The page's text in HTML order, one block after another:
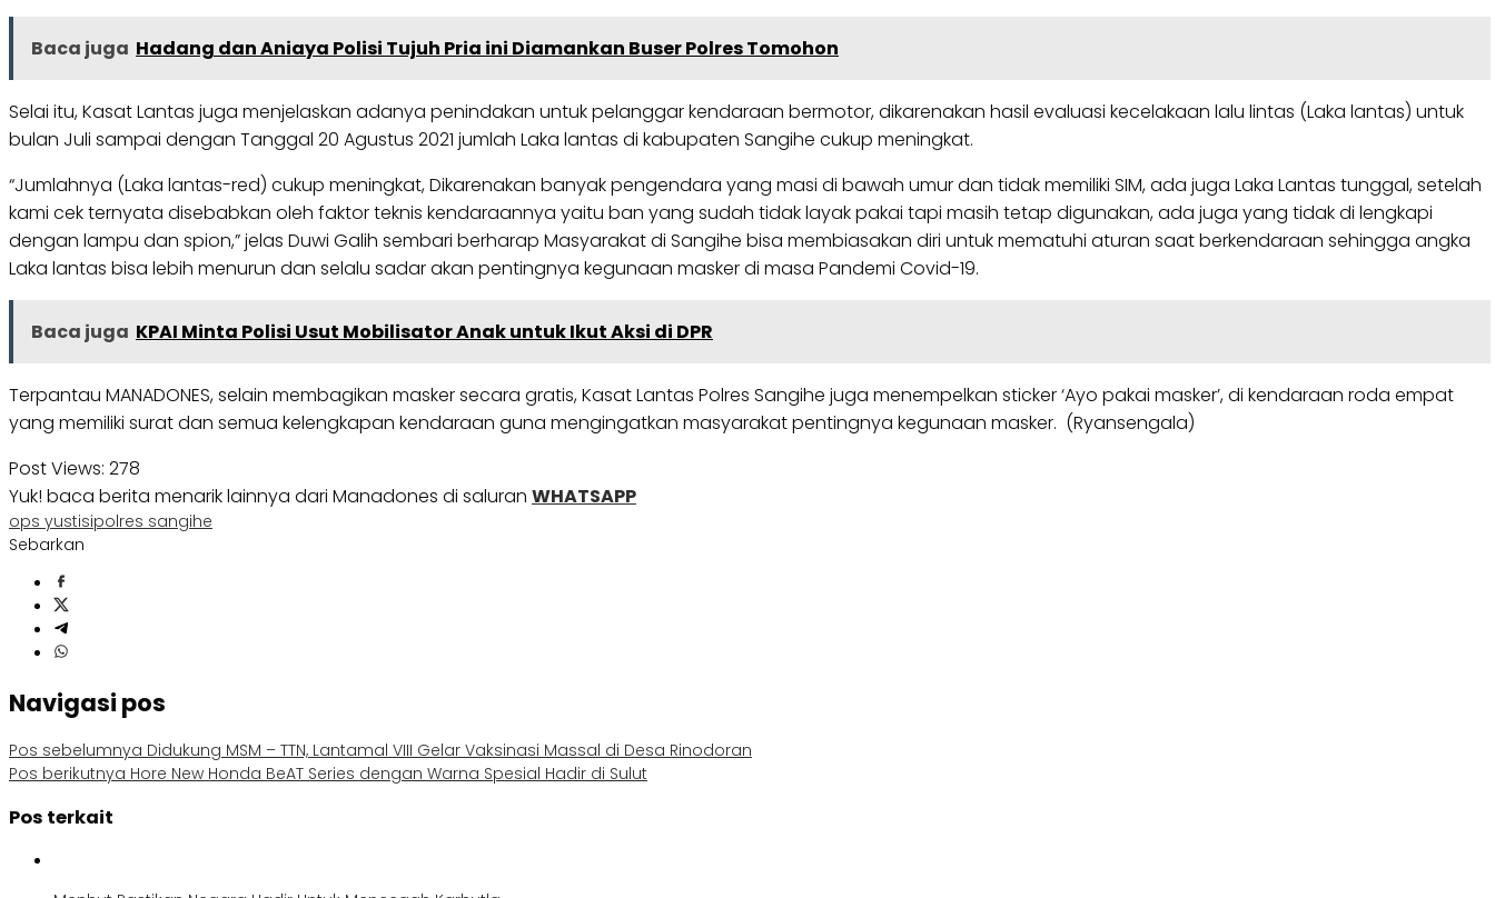
Baca juga Hadang dan Aniaya Polisi Tujuh Pria ini Diamankan Buser Polres Tomohon
Selai itu, Kasat Lantas juga menjelaskan adanya penindakan untuk pelanggar kendaraan bermotor, dikarenakan hasil evaluasi kecelakaan lalu lintas (Laka lantas) untuk
bulan Juli sampai dengan Tanggal 20 Agustus 2021 jumlah Laka lantas di kabupaten Sangihe cukup meningkat.
“Jumlahnya (Laka lantas-red) cukup meningkat, Dikarenakan banyak pengendara yang masi di bawah umur dan tidak memiliki SIM, ada juga Laka Lantas tunggal, setelah
kami cek ternyata disebabkan oleh faktor teknis kendaraannya yaitu ban yang sudah tidak layak pakai tapi masih tetap digunakan, ada juga yang tidak di lengkapi
dengan lampu dan spion,” jelas Duwi Galih sembari berharap Masyarakat di Sangihe bisa membiasakan diri untuk mematuhi aturan saat berkendaraan sehingga angka
Laka lantas bisa lebih menurun dan selalu sadar akan pentingnya kegunaan masker di masa Pandemi Covid-19.
Baca juga KPAI Minta Polisi Usut Mobilisator Anak untuk Ikut Aksi di DPR
Terpantau MANADONES, selain membagikan masker secara gratis, Kasat Lantas Polres Sangihe juga menempelkan sticker ‘Ayo pakai masker’, di kendaraan roda empat
yang memiliki surat dan semua kelengkapan kendaraan guna mengingatkan masyarakat pentingnya kegunaan masker. (Ryansengala)
Post Views: 278
Yuk! baca berita menarik lainnya dari Manadones di saluran WHATSAPP
ops yustisipolres sangihe
Sebarkan
Navigasi pos
Pos sebelumnya Didukung MSM – TTN, Lantamal VIII Gelar Vaksinasi Massal di Desa Rinodoran
Pos berikutnya Hore New Honda BeAT Series dengan Warna Spesial Hadir di Sulut
Pos terkait